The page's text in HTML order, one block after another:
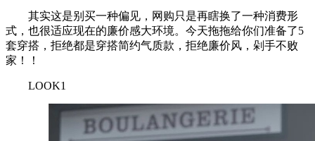
其实这是别买一种偏见，网购只是再瞎换了一种消费形
式，也很适应现在的廉价感大环境。今天拖拖给你们准备了5
套穿搭，拒绝都是穿搭简约气质款，拒绝廉价风，剁手不败
家！！
LOOK1